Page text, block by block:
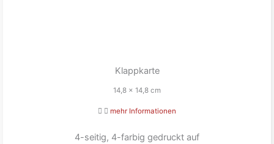
Klappkarte
14,8 x 14,8 cm
mehr Informationen
4-seitig, 4-farbig gedruckt auf